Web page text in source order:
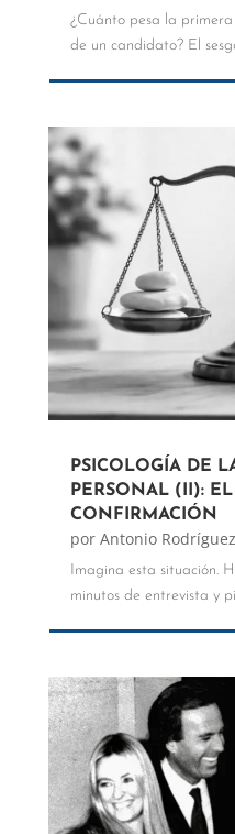
¿Cuánto pesa la
de un candidato? El
PSICOLOGÍA DE
PERSONAL (II): EL
CONFIRMACIÓN
por Antonio Rodríguez
Imagina esta situación.
minutos de entrevista y